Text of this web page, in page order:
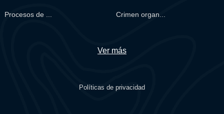
Procesos de ... Crimen organ...
Ver más
Políticas de privacidad